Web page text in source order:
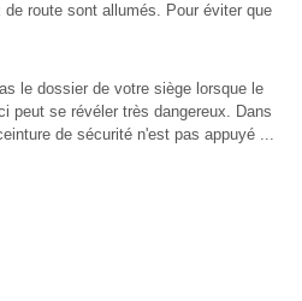
route sont allumés. Pour éviter que
le dossier de votre siège lorsque le
peut se révéler très dangereux. Dans
de sécurité n'est pas appuyé ...